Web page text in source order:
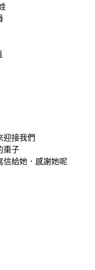
迎接我們
棗子
信給她．感謝她呢